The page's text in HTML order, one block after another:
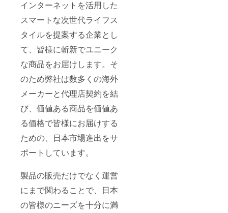
インターネットを活用した
スマートな次世代ライフス
タイルを提案する企業とし
て、皆様に斬新でユニーク
な商品をお届けします。そ
のため弊社は数多くの海外
メーカーと代理店契約を結
び、価値ある商品を価値あ
る価格で皆様にお届けする
ための、日本市場進出をサ
ポートしています。
製品の販売だけでなく運営
にまで関わることで、日本
の皆様のニーズを十分に満